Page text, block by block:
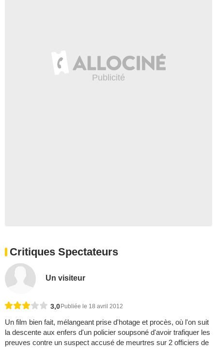
Critiques Spectateurs
Un visiteur
3,0 Publiée le 18 avril 2012
Un film bien fait, mélangeant prise d'hotage et procès, où l'on suit
la descente aux enfers d'un policier soupsoné d'avoir trafiquer les
preuves contre un suspect accusé de meurtres sur 2 officiers de